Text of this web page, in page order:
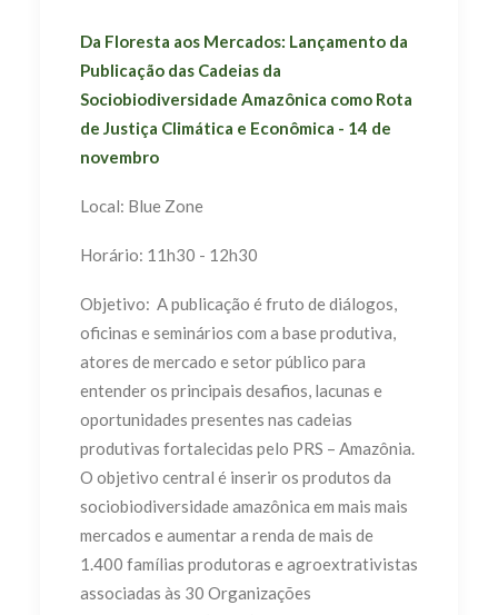
Da Floresta aos Mercados: Lançamento da
Publicação das Cadeias da
Sociobiodiversidade Amazônica como Rota
de Justiça Climática e Econômica - 14 de
novembro
Local: Blue Zone
Horário: 11h30 - 12h30
Objetivo: A publicação é fruto de diálogos,
oficinas e seminários com a base produtiva,
atores de mercado e setor público para
entender os principais desafios, lacunas e
oportunidades presentes nas cadeias
produtivas fortalecidas pelo PRS – Amazônia.
O objetivo central é inserir os produtos da
sociobiodiversidade amazônica em mais mais
mercados e aumentar a renda de mais de
1.400 famílias produtoras e agroextrativistas
associadas às 30 Organizações